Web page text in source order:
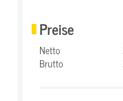
Preise
Netto
Brutto